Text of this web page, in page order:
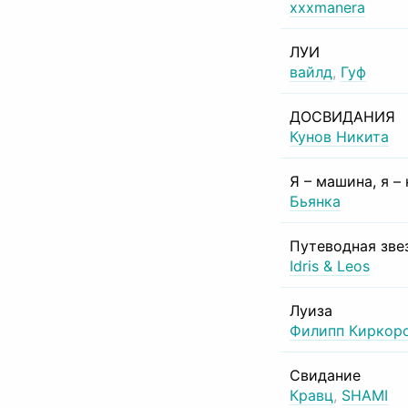
xxxmanera
ЛУИ
вайлд, Гуф
ДОСВИДАНИЯ
Кунов Никита
Я – машина, я –
Бьянка
Путеводная
Idris & Leos
Луиза
Филипп
Свидание
Кравц, SHAMI